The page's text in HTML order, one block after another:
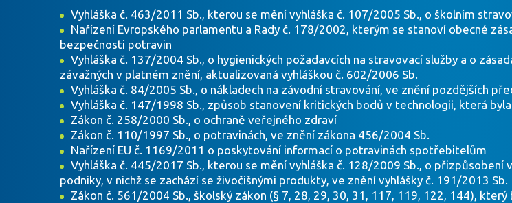
Vyhláška č. 463/2011 Sb., kterou se mění vyhláška č. 107/2005 Sb., o školním
Nařízení Evropského parlamentu a Rady č. 178/2002, kterým se stanoví obecné
bezpečnosti potravin
Vyhláška č. 137/2004 Sb., o hygienických požadavcích na stravovací služby a o
závažných v platném znění, aktualizovaná vyhláškou č. 602/2006 Sb.
Vyhláška č. 84/2005 Sb., o nákladech na závodní stravování, ve znění pozdějších
Vyhláška č. 147/1998 Sb., způsob stanovení kritických bodů v technologii, která
Zákon č. 258/2000 Sb., o ochraně veřejného zdraví
Zákon č. 110/1997 Sb., o potravinách, ve znění zákona 456/2004 Sb.
Nařízení EU č. 1169/2011 o poskytování informací o potravinách spotřebitelům
Vyhláška č. 445/2017 Sb., kterou se mění vyhláška č. 128/2009 Sb., o
podniky, v nichž se zachází se živočišnými produkty, ve znění vyhlášky č. 191/2013 Sb.
Zákon č. 561/2004 Sb., školský zákon (§ 7, 28, 29, 30, 31, 117, 119, 122, 144),